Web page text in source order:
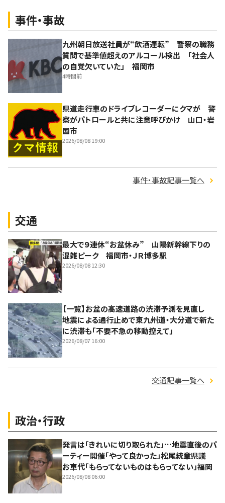
事件・事故
九州朝日放送社員が“飲酒運転” 警察の職務
質問で基準値超えのアルコール検出 「社会人
の自覚欠いていた」 福岡市
4時間前
県道走行車のドライブレコーダーにクマが 警
察がパトロールと共に注意呼びかけ 山口・岩
国市
2026/08/08 19:00
事件・事故記事一覧へ
交通
最大で９連休“お盆休み” 山陽新幹線下りの
混雑ピーク 福岡市・ＪＲ博多駅
2026/08/08 12:30
【一覧】お盆の高速道路の渋滞予測を見直し
地震による通行止めで東九州道・大分道で新た
に渋滞も「不要不急の移動控えて」
2026/08/07 16:00
交通記事一覧へ
政治・行政
発言は「きれいに切り取られた」…地震直後のパ
ーティー開催「やって良かった」松尾統章県議
お車代「もらってないものはもらってない」福岡
2026/08/08 06:00